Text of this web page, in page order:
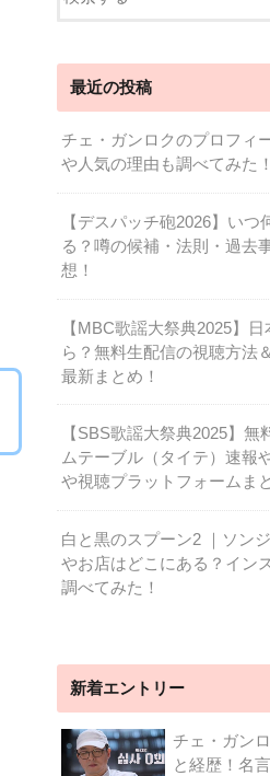
最近の投稿
チェ・ガンロクのプロフィ
や人気の理由も調べてみた！
【デスパッチ砲2026】いつ
る？噂の候補・法則・過去
想！
【MBC歌謡大祭典2025】
ら？無料生配信の視聴方法
最新まとめ！
【SBS歌謡大祭典2025】無
ムテーブル（タイテ）速報
や視聴プラットフォームま
白と黒のスプーン2 ｜ソン
やお店はどこにある？イン
調べてみた！
新着エントリー
チェ・ガン
と経歴！名